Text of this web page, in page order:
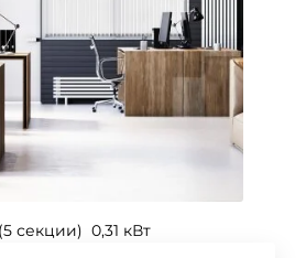
секции) 0,31 кВт